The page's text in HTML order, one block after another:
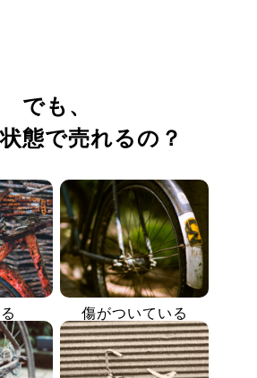
でも、
態で売れるの？
傷がついている